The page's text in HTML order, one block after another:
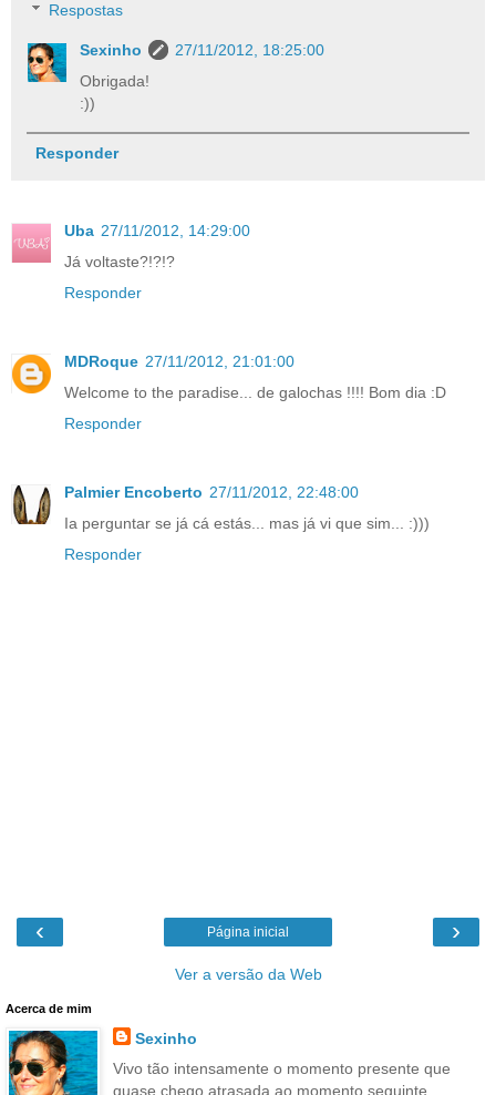
Respostas
Sexinho
27/11/2012, 18:25:00
Obrigada!
:))
Responder
Uba 27/11/2012, 14:29:00
Já voltaste?!?!?
Responder
MDRoque 27/11/2012, 21:01:00
Welcome to the paradise... de galochas !!!! Bom dia :D
Responder
Palmier Encoberto 27/11/2012, 22:48:00
Ia perguntar se já cá estás... mas já vi que sim... :)))
Responder
‹ ›
Página inicial
Ver a versão da Web
Acerca de mim
Sexinho
Vivo tão intensamente o momento presente que
quase chego atrasada ao momento seguinte